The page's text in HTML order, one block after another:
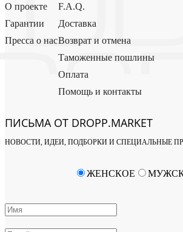
О проекте
Гарантии
Пресса о нас
F.A.Q.
Доставка
Возврат и отмена
Таможенные пошлины
Оплата
Помощь и контакты
ПИСЬМА ОТ DROPP.MARKET
НОВОСТИ, ИДЕИ, ПОДБОРКИ И СПЕЦИАЛЬНЫЕ
ЖЕНСКОЕ